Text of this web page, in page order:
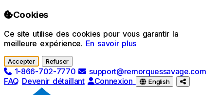
Passer au contenu principal
Cookies
Ce site utilise des cookies pour vous garantir la
meilleure expérience. En savoir plus
Accepter Refuser
1-866-702-7770
support@remorquessavage.com
FAQ Devenir détaillant Connexion English